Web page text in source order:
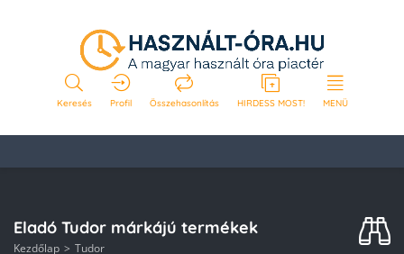
Keresés Profil Összehasonlítás HIRDESS MOST! MENÜ
Eladó Tudor márkájú termékek
Kezdőlap Tudor